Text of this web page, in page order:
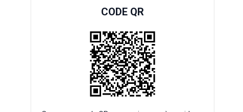
CODE QR